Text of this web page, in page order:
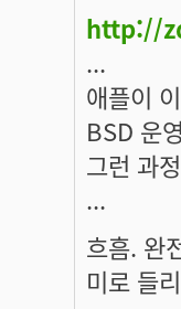
http://
...
애플이
BSD 운
그런 과
...
흐흠. 완
미로 들